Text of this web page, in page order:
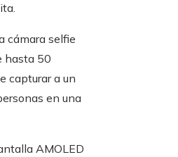
cámara selfie
hasta 50
capturar a un
en una
AMOLED